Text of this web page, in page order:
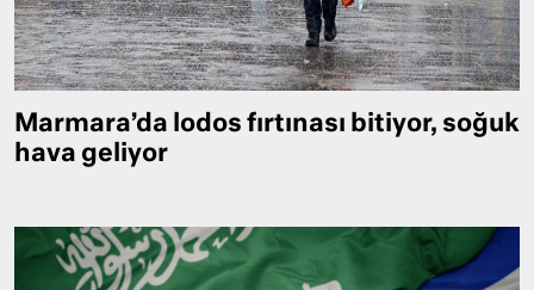
Marmara’da lodos fırtınası bitiyor, soğuk
hava geliyor